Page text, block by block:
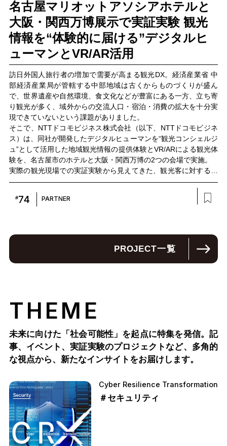
名古屋マリオットアソシアホテルと
大阪・関西万博展示で実証実験 観光
情報を“体験的に届ける”デジタルヒ
ューマンとVR/AR活用
訪日外国人旅行者の増加で需要が高まる観光DX。経済産業省 中
部経済産業局が管轄する中部地域は古くからものづくりが盛ん
で、世界遺産や自然環境、食文化などが豊富にある一方、立ち寄
り観光が多く、域外からの交流人口・宿泊・消費の拡大を十分実
現できていないという課題がありました。
そこで、NTTドコモビジネス株式会社（以下、NTTドコモビジネ
ス）は、同社が開発したデジタルヒューマンを“観光コンシェルジ
ュ”として活用した地域観光情報の提供体験とVR/ARによる観光体
験を、名古屋市のホテルと大阪・関西万博の2つの会場で実施。
実際の観光現場での実証実験から見えてきた、観光客に対するデ
ジタルヒューマンやVR/AR活用の可能性と課題について、関係者
が振り返ります。
#74 PARTNER
PROJECT一覧
THEME
未来に向けた「社会可能性」を起点に特集を発信。記
事、イベント、実証実験のプロジェクトなど、多角的
な視点から、新たなインサイトをお届けします。
Cyber Resilience Transformation
＃セキュリティ